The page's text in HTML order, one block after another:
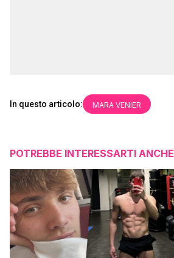
In questo articolo: MARA VENIER
POTREBBE INTERESSARTI ANCHE